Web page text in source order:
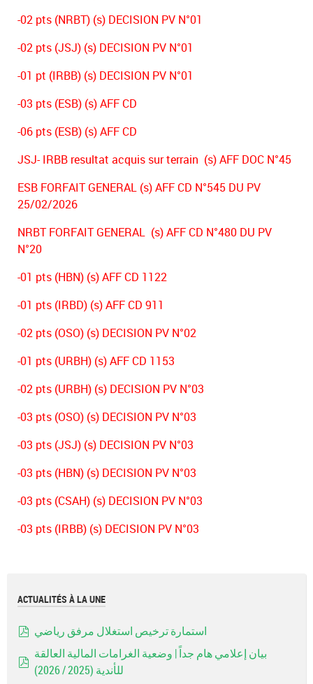
-02 pts (NRBT) (s) DECISION PV N°01
-02 pts (JSJ) (s) DECISION PV N°01
-01 pt (IRBB) (s) DECISION PV N°01
-03 pts (ESB) (s) AFF CD
-06 pts (ESB) (s) AFF CD
JSJ- IRBB resultat acquis sur terrain (s) AFF DOC N°45
ESB FORFAIT GENERAL (s) AFF CD N°545 DU PV
25/02/2026
NRBT FORFAIT GENERAL (s) AFF CD N°480 DU PV
N°20
-01 pts (HBN) (s) AFF CD 1122
-01 pts (IRBD) (s) AFF CD 911
-02 pts (OSO) (s) DECISION PV N°02
-01 pts (URBH) (s) AFF CD 1153
-02 pts (URBH) (s) DECISION PV N°03
-03 pts (OSO) (s) DECISION PV N°03
-03 pts (JSJ) (s) DECISION PV N°03
-03 pts (HBN) (s) DECISION PV N°03
-03 pts (CSAH) (s) DECISION PV N°03
-03 pts (IRBB) (s) DECISION PV N°03
ACTUALITÉS À LA UNE
استمارة ترخيص استغلال مرفق رياضي
pdf
بيان إعلامي هام جداً | وضعية الغرامات المالية العالقة
للأندية (2025 / 2026)